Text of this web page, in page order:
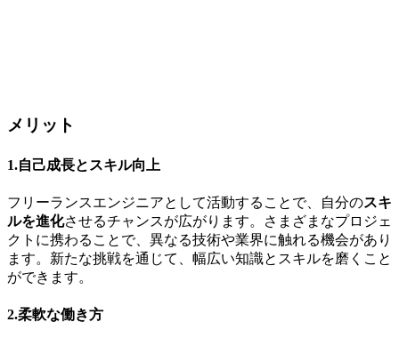
メリット
1.自己成長とスキル向上
フリーランスエンジニアとして活動することで、自分のスキ
ルを進化させるチャンスが広がります。さまざまなプロジェ
クトに携わることで、異なる技術や業界に触れる機会があり
ます。新たな挑戦を通じて、幅広い知識とスキルを磨くこと
ができます。
2.柔軟な働き方